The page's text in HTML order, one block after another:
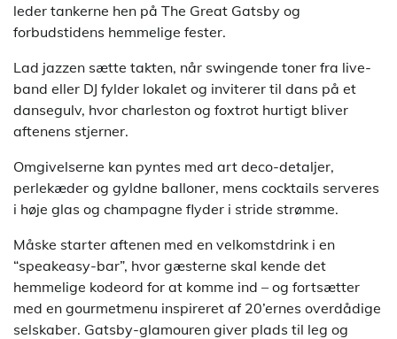
leder tankerne hen på The Great Gatsby og
forbudstidens hemmelige fester.
Lad jazzen sætte takten, når swingende toner fra live-
band eller DJ fylder lokalet og inviterer til dans på et
dansegulv, hvor charleston og foxtrot hurtigt bliver
aftenens stjerner.
Omgivelserne kan pyntes med art deco-detaljer,
perlekæder og gyldne balloner, mens cocktails serveres
i høje glas og champagne flyder i stride strømme.
Måske starter aftenen med en velkomstdrink i en
“speakeasy-bar”, hvor gæsterne skal kende det
hemmelige kodeord for at komme ind – og fortsætter
med en gourmetmenu inspireret af 20’ernes overdådige
selskaber. Gatsby-glamouren giver plads til leg og